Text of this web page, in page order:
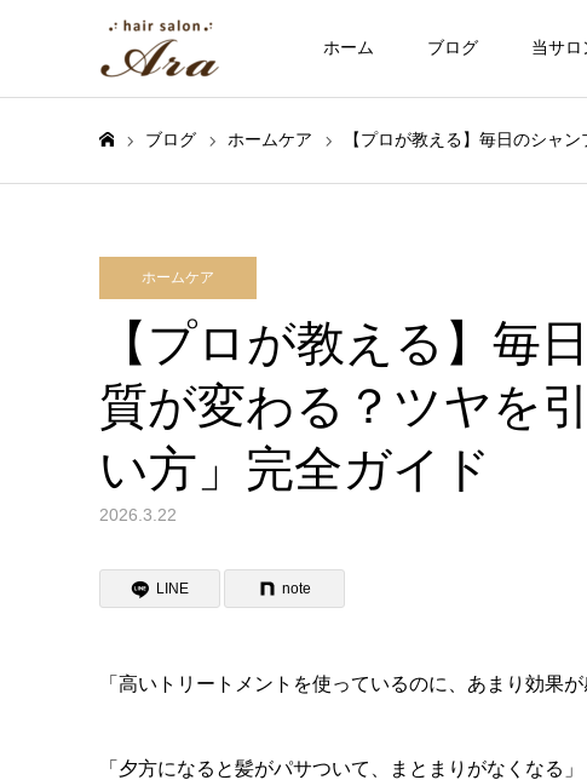
ホーム ブログ 当サロ
ブログ ホームケア 【プロが教える】毎日のシャ
ホームケア
【プロが教える】毎
質が変わる？ツヤを
い方」完全ガイド
2026.3.22
LINE note
「高いトリートメントを使っているのに、あまり効果
「夕方になると髪がパサついて、まとまりがなくなる」